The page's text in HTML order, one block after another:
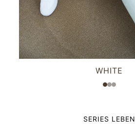
WHITE
SERIES LEBEN